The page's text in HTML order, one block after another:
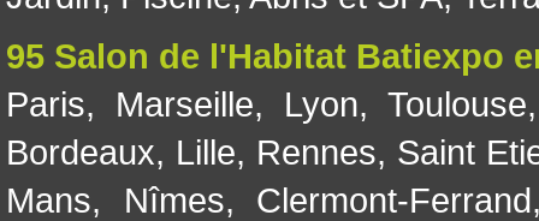
95 Salon de l'Habitat Batiexpo
Paris, Marseille, Lyon, Toulouse
Bordeaux, Lille, Rennes, Saint
Mans, Nîmes, Clermont-Ferrand